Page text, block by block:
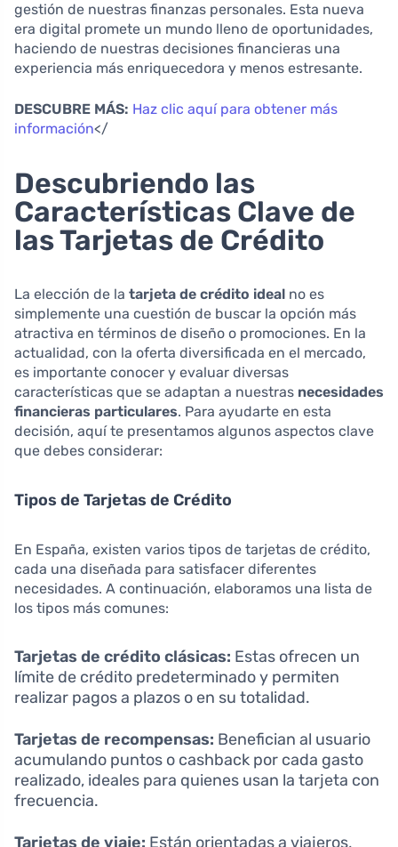
gestión de nuestras finanzas personales. Esta nueva
era digital promete un mundo lleno de oportunidades,
haciendo de nuestras decisiones financieras una
experiencia más enriquecedora y menos estresante.
DESCUBRE MÁS: Haz clic aquí para obtener más
información</
Descubriendo las
Características Clave de
las Tarjetas de Crédito
La elección de la tarjeta de crédito ideal no es
simplemente una cuestión de buscar la opción más
atractiva en términos de diseño o promociones. En la
actualidad, con la oferta diversificada en el mercado,
es importante conocer y evaluar diversas
características que se adaptan a nuestras necesidades
financieras particulares. Para ayudarte en esta
decisión, aquí te presentamos algunos aspectos clave
que debes considerar:
Tipos de Tarjetas de Crédito
En España, existen varios tipos de tarjetas de crédito,
cada una diseñada para satisfacer diferentes
necesidades. A continuación, elaboramos una lista de
los tipos más comunes:
Tarjetas de crédito clásicas: Estas ofrecen un
límite de crédito predeterminado y permiten
realizar pagos a plazos o en su totalidad.
Tarjetas de recompensas: Benefician al usuario
acumulando puntos o cashback por cada gasto
realizado, ideales para quienes usan la tarjeta con
frecuencia.
Tarjetas de viaje: Están orientadas a viajeros,